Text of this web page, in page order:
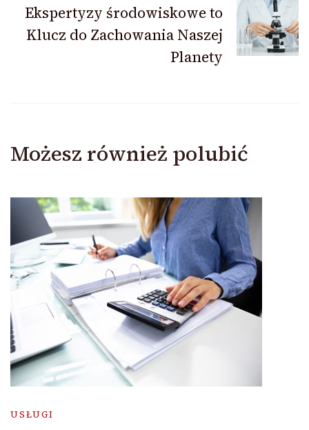
Ekspertyzy środowiskowe to
Klucz do Zachowania Naszej
Planety
Możesz również polubić
USŁUGI